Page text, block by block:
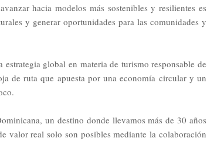
hacia modelos más sostenibles y resilientes es
y generar oportunidades para las comunidades y
global en materia de turismo responsable de
de ruta que apuesta por una economía circular y un
un destino donde llevamos más de 30 años
valor real solo son posibles mediante la colaboración